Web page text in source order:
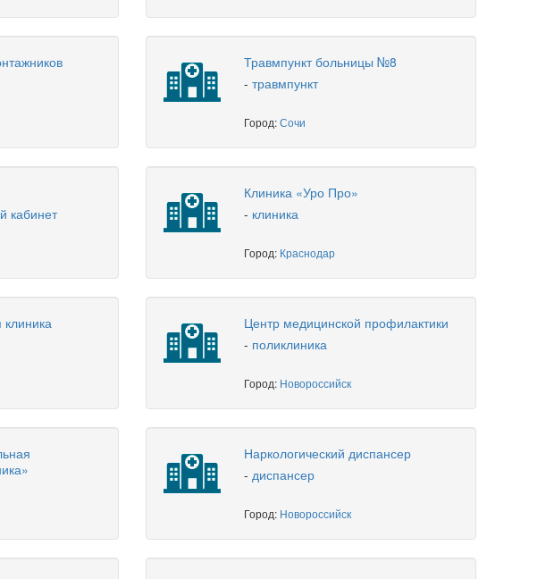
Травмпункт больницы №8
- травмпункт
Город:Сочи
кабинет
Клиника «Уро Про»
- клиника
Город: Краснодар
клиника
Центр медицинской профилактики
- поликлиника
Город: Новороссийск
Наркологический диспансер
- диспансер
Город: Новороссийск